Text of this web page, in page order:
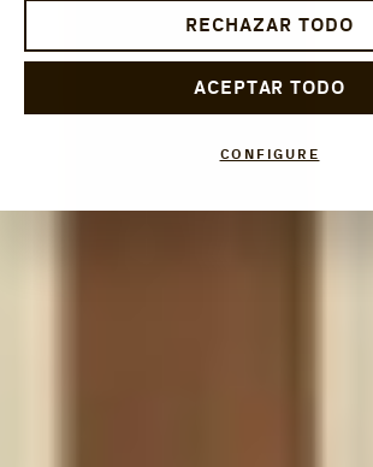
RECHAZAR TODO
ACEPTAR TODO
CONFIGURE